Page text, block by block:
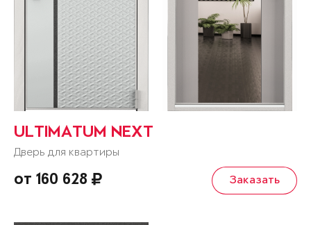
ULTIMATUM NEXT
Дверь для квартиры
от 160 628 Заказать